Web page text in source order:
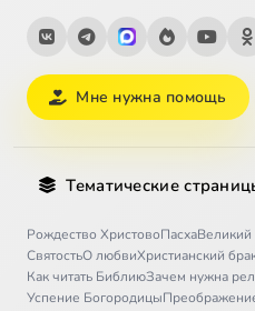
28 Лекция 30
29 Лекция 31
Мне нужна помощь
Тематические
Рождество ХристовоПасхаВеликий
СвятостьО любвиХристианский
Как читать БиблиюЗачем нужна
Успение Богородицы